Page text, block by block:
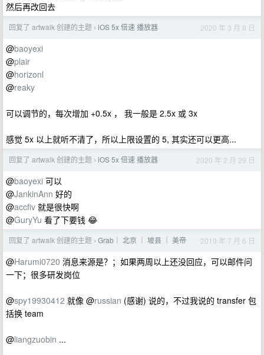
然后再改回去
回复了 artwalk 创建的主题 › iOS 5x 倍速 播放器 2020 年 3 月 6 日
@baoyexi
@plair
@horizonl
@reaky
可以调节的，每次增加 +0.5x ， 我一般是 2.5x 或 3x
感觉 5x 以上就听不清了，所以上限设置的 5, 其实还可以更高...
回复了 artwalk 创建的主题 › iOS 5x 倍速 播放器 2020 年 2 月 29 日
@baoyexi 可以
@JankinAnn 好的
@accfiv 就是很快啊
@GuryYu 看了下要钱 😂
回复了 artwalk 创建的主题 › Grab｜ 北京 ｜ 坡县 ｜ 美帝 2019 年 7 月 6 日
@Harumi0720 消息来源是？；如果两周以上还没回应，可以邮件问
一下；很多研发岗位
@spy19930412 就像 @russian (感谢) 说的，不过我说的 transfer 包
括换 team
@liangzuobin ...